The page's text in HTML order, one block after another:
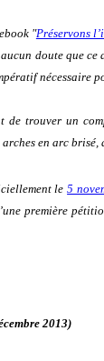
"Préservons
doute que
nécessaire
de trouver un
en arc brisé,
le5
première
2013)